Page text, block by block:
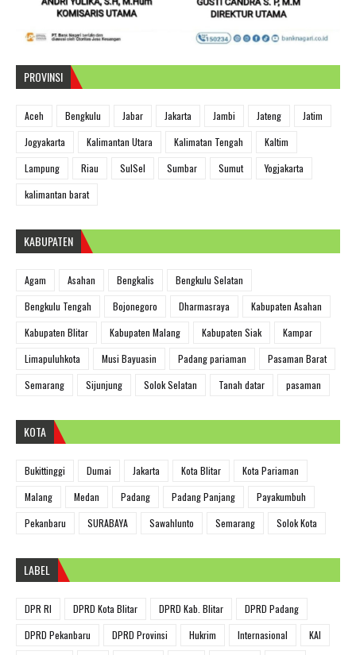
PROVINSI
Aceh Bengkulu Jabar Jakarta Jambi Jateng
Jatim
Jogyakarta
Kalimantan Utara Kalimatan Tengah
Kaltim
Lampung
Riau SulSel Sumbar Sumut
Yogjakarta
kalimantan barat
KABUPATEN
Agam Asahan Bengkalis
Bengkulu Selatan
Bengkulu Tengah
Bojonegoro Dharmasraya
Kabupaten Asahan
Kabupaten Blitar
Kabupaten Malang Kabupaten Siak
Kampar
Limapuluhkota
Musi Bayuasin Padang pariaman
Pasaman Barat
Semarang
Sijunjung Solok Selatan Tanah datar pasaman
KOTA
Bukittinggi Dumai Jakarta Kota Blitar
Kota Pariaman
Malang
Medan Padang Padang Panjang
Payakumbuh
Pekanbaru
SURABAYA Sawahlunto Semarang Solok Kota
LABEL
DPR RI DPRD Kota Blitar DPRD Kab. Blitar
DPRD Padang
DPRD Pekanbaru
DPRD Provinsi Hukrim Internasional
KAI